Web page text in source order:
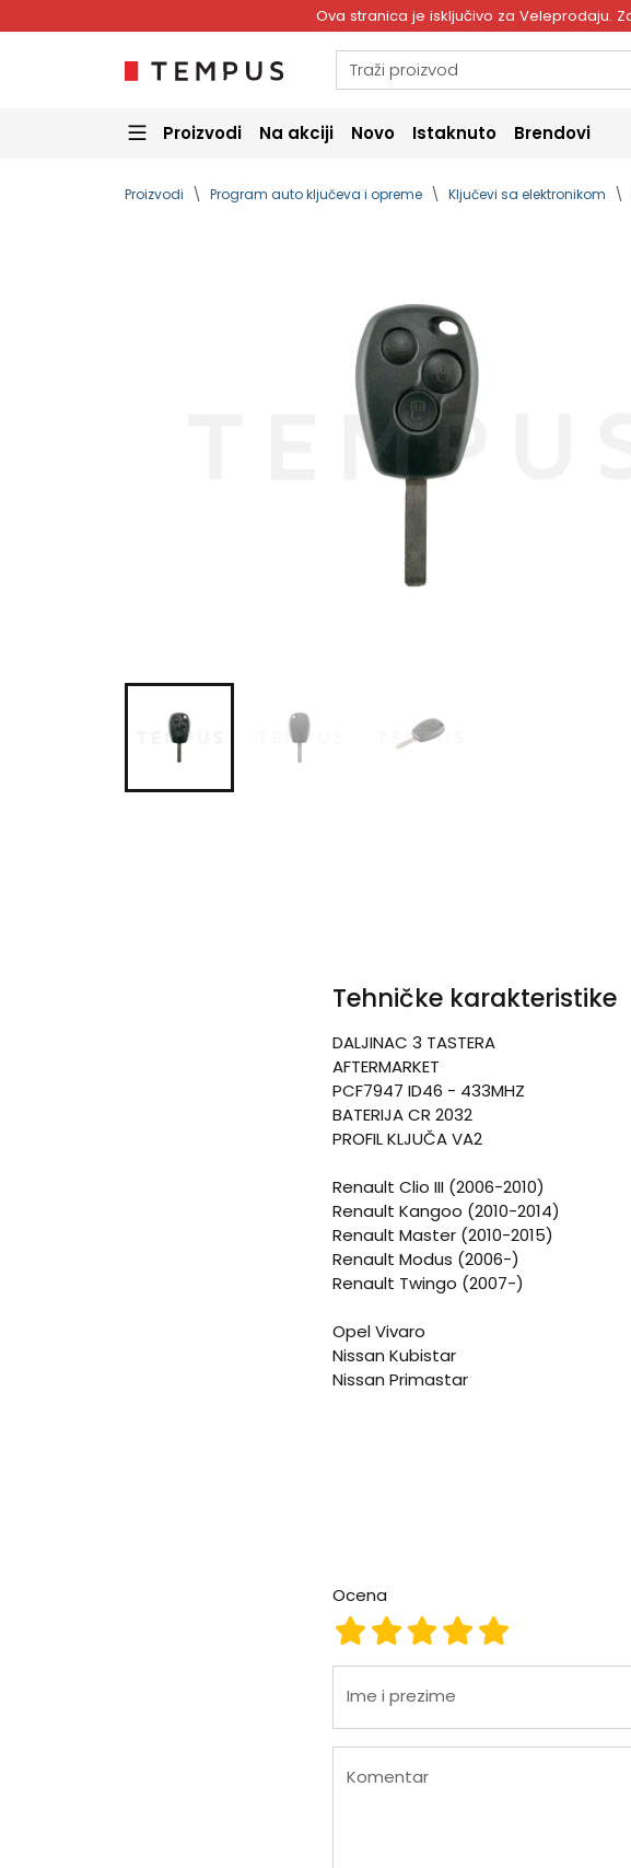
Ova stranica je isključivo za Veleprodaju.
Proizvodi Na akciji Novo Istaknuto Brendovi
Proizvodi Program auto ključeva i opreme Ključevi sa elektronikom
Tehničke karakteristike
DALJINAC 3 TASTERA
AFTERMARKET
PCF7947 ID46 - 433MHZ
BATERIJA CR 2032
PROFIL KLJUČA VA2
Renault Clio III (2006-2010)
Renault Kangoo (2010-2014)
Renault Master (2010-2015)
Renault Modus (2006-)
Renault Twingo (2007-)
Opel Vivaro
Nissan Kubistar
Nissan Primastar
Ocena
Ocena 5
Ocena 4
Ocena 3
Ocena 2
Ocena 1
Ime i prezime
Komentar